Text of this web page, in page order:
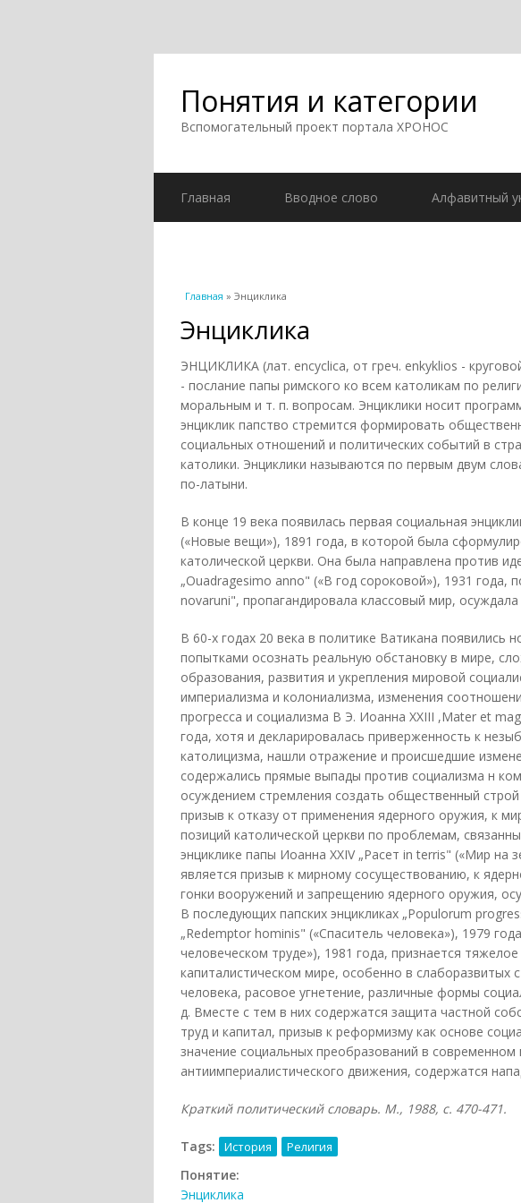
Понятия и категории
Вспомогательный проект портала ХРОНОС
Главная Вводное слово Алфавитный
Вы здесь
Главная » Энциклика
Энциклика
ЭНЦИКЛИКА (лат. encyclica, от греч. enkyklios -
- послание папы римского ко всем католикам по
моральным и т. п. вопросам. Энциклики носит
энциклик папство стремится формировать
социальных отношений и политических событий в
католики. Энциклики называются по первым двум
по-латыни.
В конце 19 века появилась первая социальная
(«Новые вещи»), 1891 года, в которой была
католической церкви. Она была направлена против
„Ouadragesimo anno" («В год сороковой»), 1931 года,
novaruni", пропагандировала классовый мир,
В 60-х годах 20 века в политике Ватикана появились
попытками осознать реальную обстановку в мире,
образования, развития и укрепления мировой
империализма и колониализма, изменения
прогресса и социализма В Э. Иоанна XXIII ,Mater et
года, хотя и декларировалась приверженность к
католицизма, нашли отражение и происшедшие
содержались прямые выпады против социализма н
осуждением стремления создать общественный
призыв к отказу от применения ядерного оружия, к
позиций католической церкви по проблемам,
энциклике папы Иоанна XXIV „Расет in terris" («Мир на
является призыв к мирному сосуществованию, к
гонки вооружений и запрещению ядерного оружия,
В последующих папских энцикликах „Populorum
„Redemptor hominis" («Спаситель человека»), 1979
человеческом труде»), 1981 года, признается
капиталистическом мире, особенно в слаборазвитых
человека, расовое угнетение, различные формы
д. Вместе с тем в них содержатся защита частной
труд и капитал, призыв к реформизму как основе
значение социальных преобразований в
антиимпериалистического движения, содержатся
Краткий политический словарь. М., 1988, с. 470-471.
Tags: История Религия
Понятие:
Энциклика